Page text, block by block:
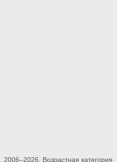
, 2006–2026. Возрастная категория